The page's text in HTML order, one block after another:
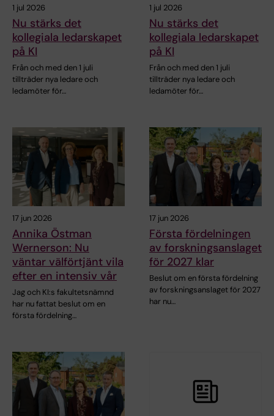
1 jul 2026
Nu stärks det
kollegiala ledarskapet
på KI
Från och med den 1 juli
tillträder nya ledare och
ledamöter för…
1 jul 2026
Nu stärks det
kollegiala ledarskapet
på KI
Från och med den 1 juli
tillträder nya ledare och
ledamöter för…
17 jun 2026
Annika Östman
Wernerson: Nu
väntar välförtjänt vila
efter en intensiv vår
Jag och KI:s fakultetsnämnd
har nu fattat beslut om en
första fördelning…
17 jun 2026
Första fördelningen
av forskningsanslaget
för 2027 klar
Beslut om en första fördelning
av forskningsanslaget för 2027
har nu…